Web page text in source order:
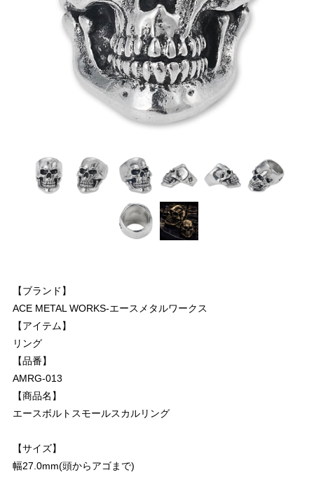
【ブランド】
ACE METAL WORKS-エースメタルワークス
【アイテム】
リング
【品番】
AMRG-013
【商品名】
エースボルトスモールスカルリング
【サイズ】
幅27.0mm(頭からアゴまで)